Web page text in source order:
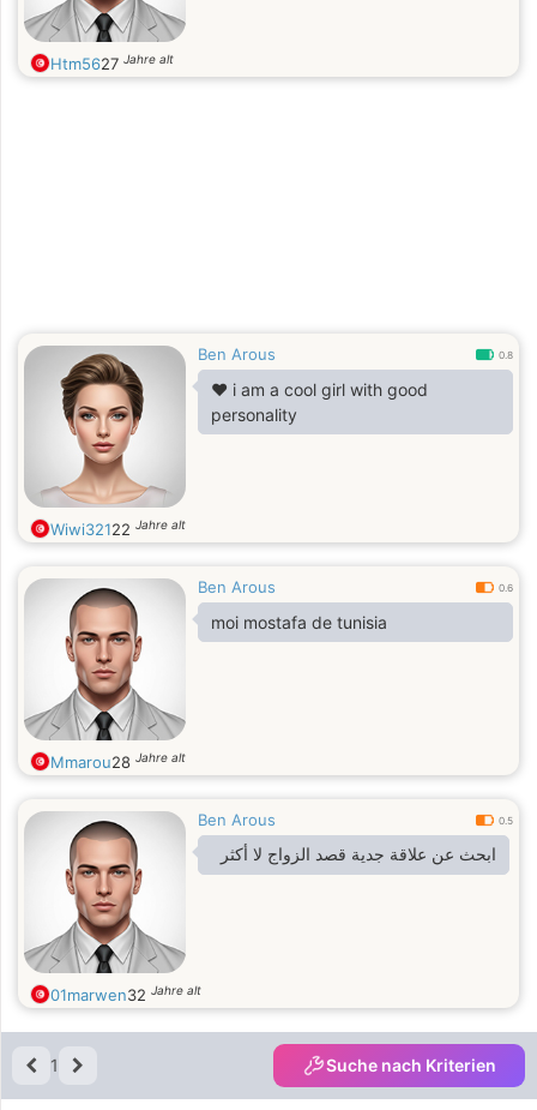
Htm5627 Jahre alt
Ben Arous 0.8
❤️ i am a cool girl with good
personality
Wiwi32122 Jahre alt
Ben Arous 0.6
moi mostafa de tunisia
Mmarou28 Jahre alt
Ben Arous 0.5
ابحث عن علاقة جدية قصد الزواج لا أكثر
01marwen32 Jahre alt
1 Suche nach Kriterien